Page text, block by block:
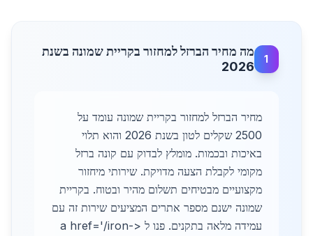
1
מה מחיר הברזל למחזור בקריית שמונה בשנת
2026
מחיר הברזל למחזור בקריית שמונה עומד על
2500 שקלים לטון בשנת 2026 והוא תלוי
באיכות ובכמות. מומלץ לבדוק עם קונה ברזל
מקומי לקבלת הצעה מדויקת. שירותי מיחזור
מקצועיים מבטיחים תשלום מהיר ובטוח. בקריית
שמונה ישנם מספר אתרים המציעים שירות זה עם
עמידה מלאה בתקנים. פנו ל <a href='/iron-